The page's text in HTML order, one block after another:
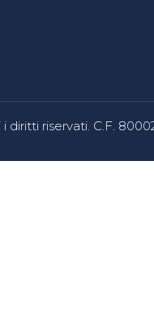
riservati. C.F.